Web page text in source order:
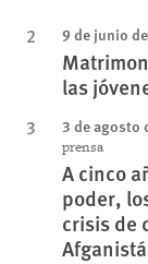
9 de junio
las
3 de agosto
prensa
A cinco
poder,
crisis de